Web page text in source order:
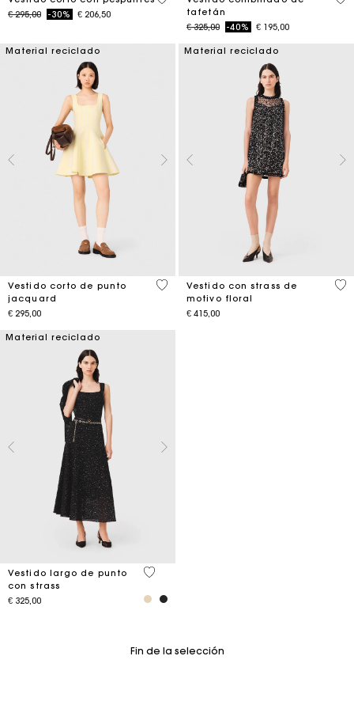
Price reduced from
€ 295,00to-30% € 206,50
tafetán
Price reduced from
€ 325,00to-40% € 195,00
Material reciclado
Vestido corto de punto
jacquard
€ 295,00
3,5 out of 5 Customer Rating
Material reciclado
Vestido con strass de
motivo floral
€ 415,00
3,2
Material reciclado
Vestido largo de punto
con strass
€ 325,00
4,7 out of 5 Customer Rating
Fin de la selección